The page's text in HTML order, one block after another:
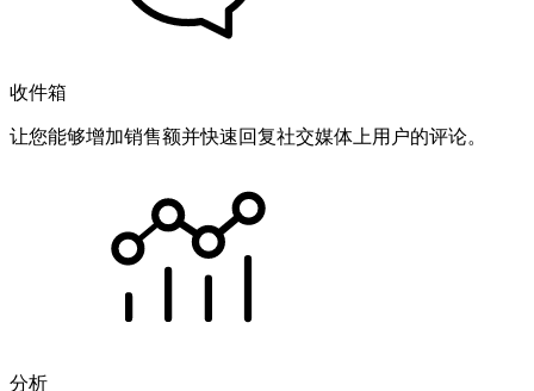
收件箱
让您能够增加销售额并快速回复社交媒体上用户的评论。
分析